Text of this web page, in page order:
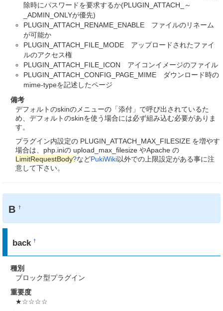
除時にパスワードを要求するか(PLUGIN_ATTACH_～
_ADMIN_ONLYが優先)
PLUGIN_ATTACH_RENAME_ENABLE ファイルのリネーム
が可能か
PLUGIN_ATTACH_FILE_MODE アップロードされたファイ
ルのアクセス権
PLUGIN_ATTACH_FILE_ICON アイコンイメージのファイル
PLUGIN_ATTACH_CONFIG_PAGE_MIME ダウンロード時の
mime-typeを記述したページ
備考
デフォルトのskinのメニューの「添付」で呼び出されているた
め、デフォルトのskinを使う場合には必ず組み込む必要がありま
す。
プラグイン内設定の PLUGIN_ATTACH_MAX_FILESIZE を増やす
場合は、php.iniの upload_max_filesize やApache の
LimitRequestBody?などPukiWiki以外での上限設定がある事に注
意して下さい。
B†
back†
種別
ブロック型プラグイン
重要度
★☆☆☆☆